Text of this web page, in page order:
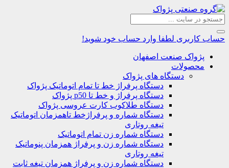
حساب کاربری لطفا وارد حساب خود شوید!
پژواک صنعت اصفهان
محصولات
دستگاه های پژواک
دستگاه پرفراژ خط تا تمام اتوماتیک پژواک
دستگاه پرفراژ و خط تا p50 پژواک
دستگاه طلاکوب کارت عروسی پژواک
دستگاه شماره و پرفراژخط تاهمزمان اتوماتیک
تیغه روتاری
دستگاه شماره زن تمام اتوماتیک
دستگاه شماره زن و پرفراژ همزمان پنوماتیک
تیغه روتاری
دستگاه شماره زن و پرفراژ همزمان تیغه ثابت